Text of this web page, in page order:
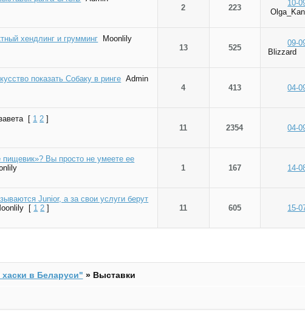
2
223
10-
хендлинг и грумминг
Moonlily
13 525
09-
Blizzard
показать Собаку в ринге Admin
4
413 04-
[ 1 2 ]
11
2354 04-
Вы просто не умеете ее
1 167 14-
Junior, а за свои услуги берут
[ 1 2 ] 11 605 15-
в Беларуси" » Выставки